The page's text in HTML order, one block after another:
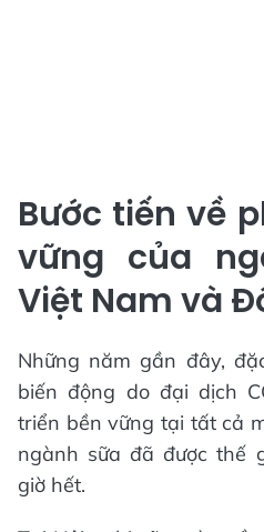
Bước tiến về
vững của
Việt Nam và
Những năm gần đây,
biến động do đại dịch
triển bền vững tại tất cả
ngành sữa đã được thế
giờ hết.